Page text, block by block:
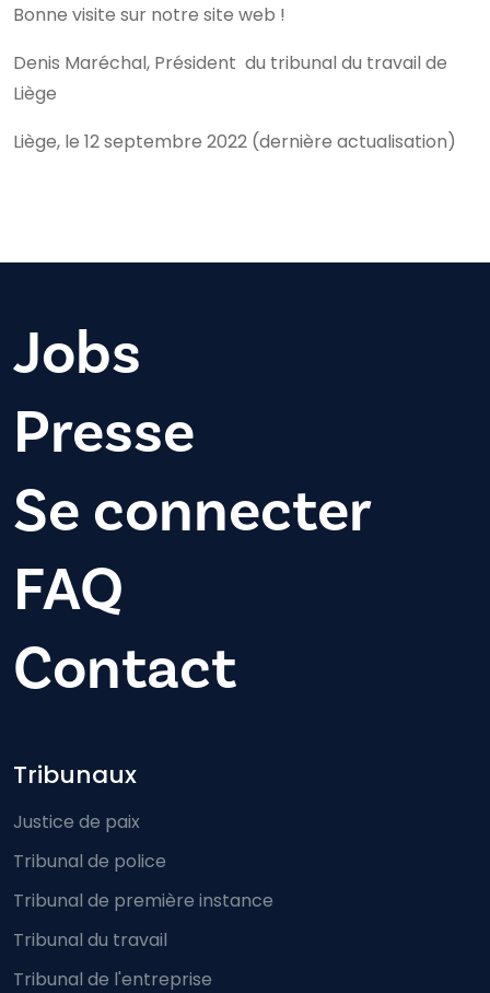
Bonne visite sur notre site web !
Denis Maréchal, Président du tribunal du travail de
Liège
Liège, le 12 septembre 2022 (dernière actualisation)
Jobs
Presse
Se connecter
FAQ
Contact
Footer-menu
Tribunaux
Justice de paix
Tribunal de police
Tribunal de première instance
Tribunal du travail
Tribunal de l'entreprise